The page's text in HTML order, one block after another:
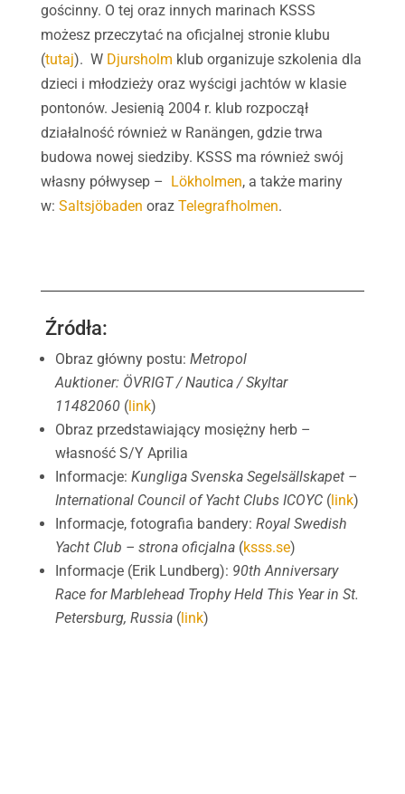
gościnny. O tej oraz innych marinach KSSS
możesz przeczytać na oficjalnej stronie klubu
(tutaj). W Djursholm klub organizuje szkolenia dla
dzieci i młodzieży oraz wyścigi jachtów w klasie
pontonów. Jesienią 2004 r. klub rozpoczął
działalność również w Ranängen, gdzie trwa
budowa nowej siedziby. KSSS ma również swój
własny półwysep – Lökholmen, a także mariny
w: Saltsjöbaden oraz Telegrafholmen.
Źródła:
Obraz główny postu: Metropol
Auktioner: ÖVRIGT / Nautica / Skyltar
11482060 (link)
Obraz przedstawiający mosiężny herb –
własność S/Y Aprilia
Informacje: Kungliga Svenska Segelsällskapet –
International Council of Yacht Clubs ICOYC(link)
Informacje, fotografia bandery: Royal Swedish
Yacht Club – strona oficjalna(ksss.se)
Informacje (Erik Lundberg): 90th Anniversary
Race for Marblehead Trophy Held This Year in St.
Petersburg, Russia(link)